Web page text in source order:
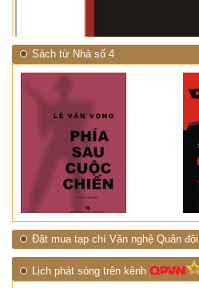
Sách từ Nhà số 4
Đặt mua tạp chí Văn nghệ Quân đội
Lịch phát sóng trên kênh